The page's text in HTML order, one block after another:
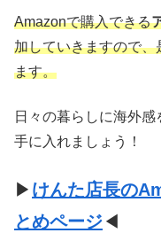
Amazonで購入できる
加していきますので
ます。
日々の暮らしに海外
手に入れましょう！
▶ けんた店長の
とめページ◀